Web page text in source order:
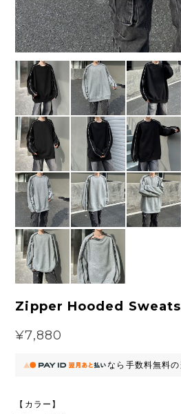
Zipper Hooded
¥7,880
なら 手数料無料の
【カラー】